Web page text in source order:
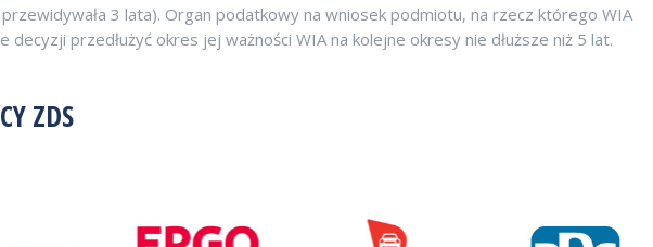
3 lata). Organ podatkowy na wniosek podmiotu, na rzecz którego WIA
decyzji przedłużyć okres jej ważności WIA na kolejne okresy nie dłuższe niż 5 lat.
ZDS